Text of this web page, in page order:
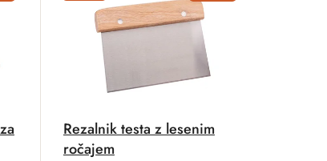
Rezalnik testa z lesenim
ročajem